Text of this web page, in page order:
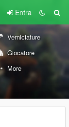
Entra
Verniciature
Giocatore
More